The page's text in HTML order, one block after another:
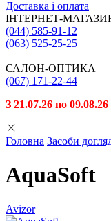
Доставка і оплата
ІНТЕРНЕТ-
(044) 585-91-12
(063) 525-25-25
САЛОН-ОПТИКА
(067) 171-22-44
З 21.07.26 по
Головна Засоби
AquaSoft
Avizor